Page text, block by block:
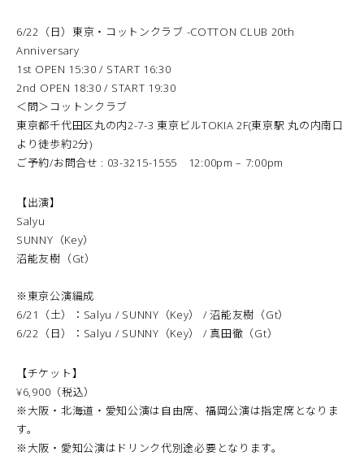
6/22（日）東京・コットンクラブ -COTTON CLUB 20th
Anniversary
1st OPEN 15:30 / START 16:30
2nd OPEN 18:30 / START 19:30
＜問＞ コットンクラブ
東京都千代田区丸の内2-7-3 東京ビルTOKIA 2F(東京駅 丸の内南口
より徒歩約2分)
ご予約/お問合せ : 03-3215-1555 12:00pm – 7:00pm
【出演】
Salyu
SUNNY（Key）
沼能友樹（Gt）
※東京公演編成
6/21（土）：Salyu / SUNNY（Key） / 沼能友樹（Gt）
6/22（日）：Salyu / SUNNY（Key） / 真田徹（Gt）
【チケット】
¥6,900（税込）
※大阪・北海道・愛知公演は自由席、福岡公演は指定席となりま
す。
※大阪・愛知公演はドリンク代別途必要となります。